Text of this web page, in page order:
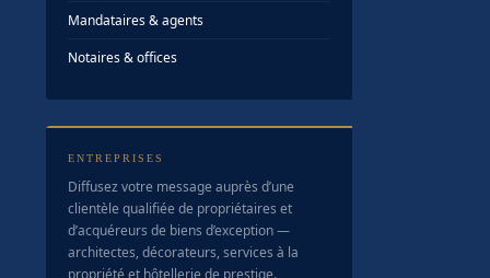
Mandataires & agents
Notaires & offices
ENTREPRISES
Diffusez votre message auprès d’une
clientèle qualifiée de propriétaires et
d’acquéreurs de biens d’exception —
architectes, décorateurs, services à la
propriété et hôtellerie de prestige.